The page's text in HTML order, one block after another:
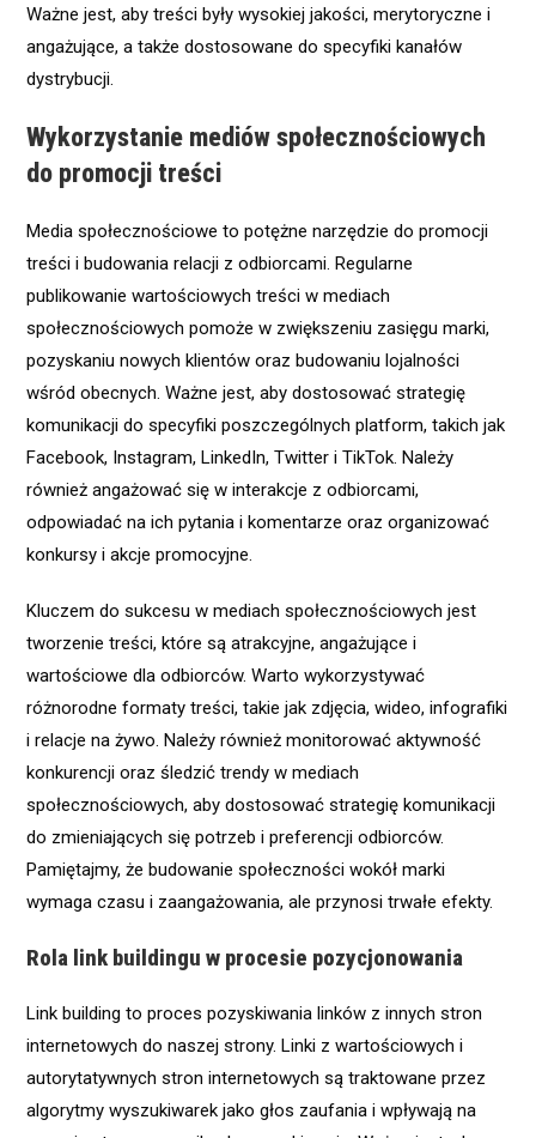
Ważne jest, aby treści były wysokiej jakości, merytoryczne i
angażujące, a także dostosowane do specyfiki kanałów
dystrybucji.
Wykorzystanie mediów społecznościowych
do promocji treści
Media społecznościowe to potężne narzędzie do promocji
treści i budowania relacji z odbiorcami. Regularne
publikowanie wartościowych treści w mediach
społecznościowych pomoże w zwiększeniu zasięgu marki,
pozyskaniu nowych klientów oraz budowaniu lojalności
wśród obecnych. Ważne jest, aby dostosować strategię
komunikacji do specyfiki poszczególnych platform, takich jak
Facebook, Instagram, LinkedIn, Twitter i TikTok. Należy
również angażować się w interakcje z odbiorcami,
odpowiadać na ich pytania i komentarze oraz organizować
konkursy i akcje promocyjne.
Kluczem do sukcesu w mediach społecznościowych jest
tworzenie treści, które są atrakcyjne, angażujące i
wartościowe dla odbiorców. Warto wykorzystywać
różnorodne formaty treści, takie jak zdjęcia, wideo, infografiki
i relacje na żywo. Należy również monitorować aktywność
konkurencji oraz śledzić trendy w mediach
społecznościowych, aby dostosować strategię komunikacji
do zmieniających się potrzeb i preferencji odbiorców.
Pamiętajmy, że budowanie społeczności wokół marki
wymaga czasu i zaangażowania, ale przynosi trwałe efekty.
Rola link buildingu w procesie pozycjonowania
Link building to proces pozyskiwania linków z innych stron
internetowych do naszej strony. Linki z wartościowych i
autorytatywnych stron internetowych są traktowane przez
algorytmy wyszukiwarek jako głos zaufania i wpływają na